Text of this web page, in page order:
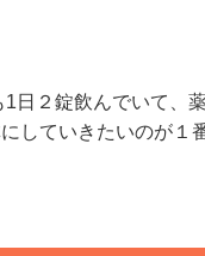
1日２錠飲んでいて、
していきたいのが１